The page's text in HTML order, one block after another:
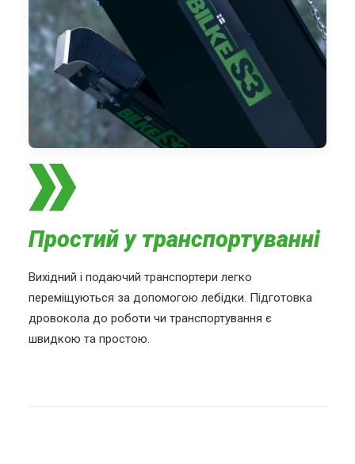
Простий у транспортуванні
Вихідний і подаючий транспортери легко
переміщуються за допомогою лебідки. Підготовка
дровокола до роботи чи транспортування є
швидкою та простою.